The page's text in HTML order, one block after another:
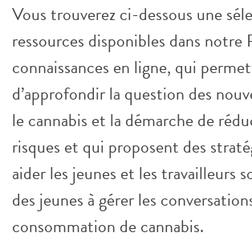
Vous trouverez ci-dessous une
ressources disponibles dans notre
connaissances en ligne, qui
d’approfondir la question des
le cannabis et la démarche de
risques et qui proposent des
aider les jeunes et les travailleurs
des jeunes à gérer les
consommation de cannabis.